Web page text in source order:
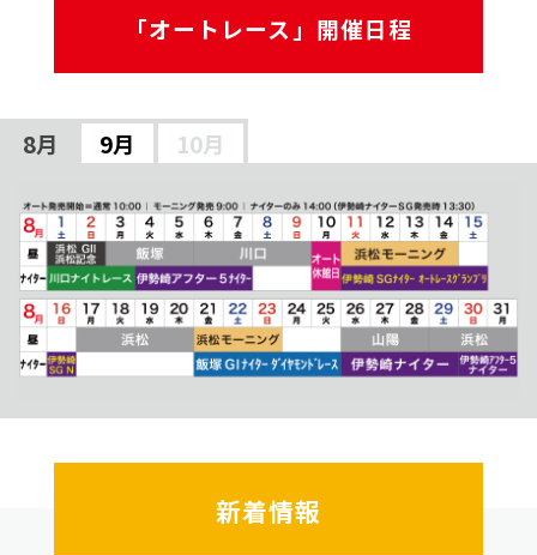
「オートレース」開催日程
8月 9月 10月
新着情報